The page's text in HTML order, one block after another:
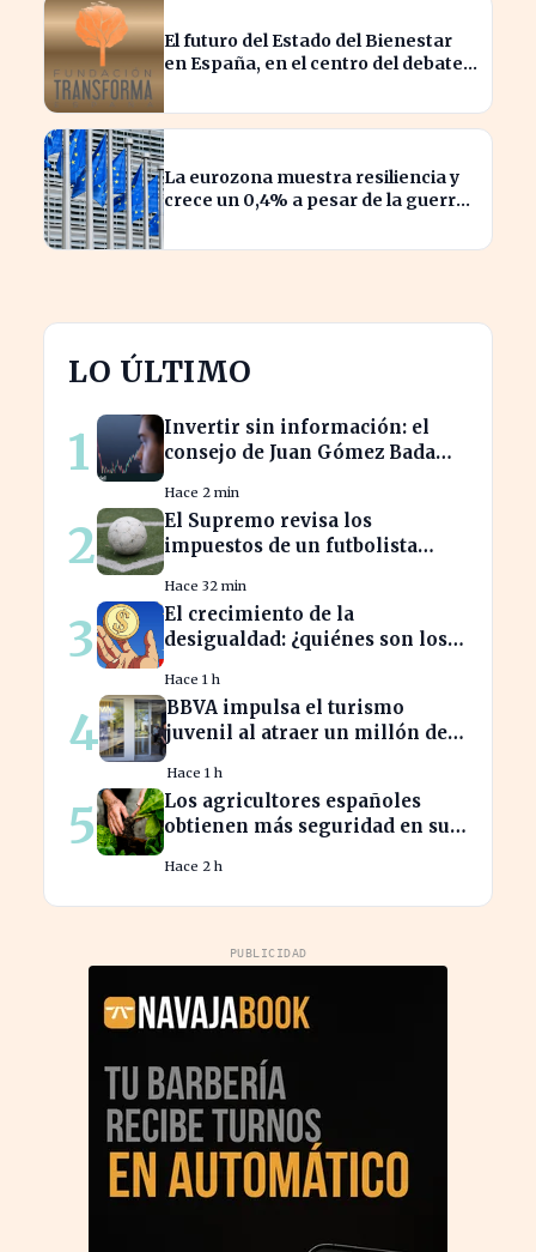
El futuro del Estado del Bienestar
en España, en el centro del debate
La eurozona muestra resiliencia y
crece un 0,4% a pesar de la guerra
LO ÚLTIMO
1
Invertir sin información: el
consejo de Juan Gómez Bada
Hace 2 min
2
El Supremo revisa los
impuestos de un futbolista
patrimonio en España
Hace 32 min
3
El crecimiento de la
desigualdad: ¿quiénes son los
Hace 1 h
4
BBVA impulsa el turismo
juvenil al atraer un millón de
Hace 1 h
5
Los agricultores españoles
obtienen más seguridad en sus
contratos
Hace 2 h
PUBLICIDAD